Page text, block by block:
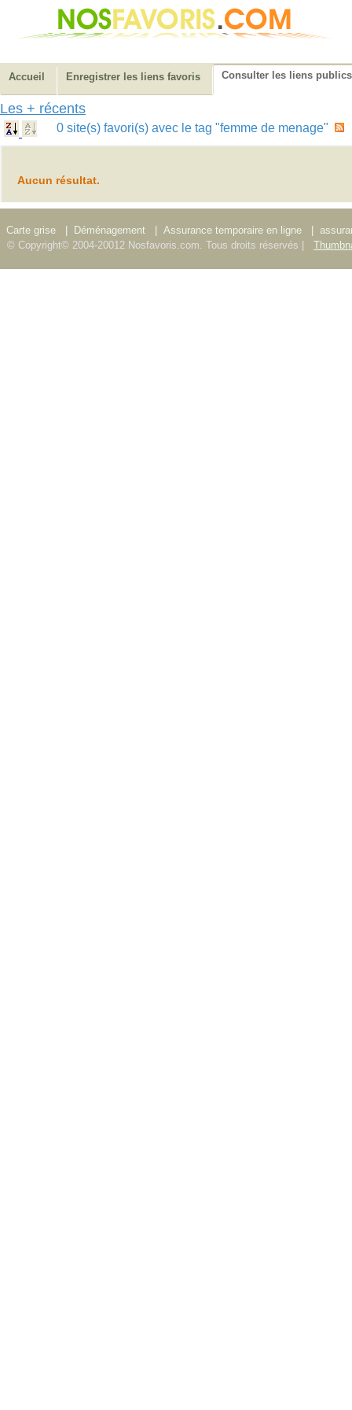
Accueil Enregistrer les liens favoris Consulter les liens publics
Les + récents
0 site(s) favori(s) avec le tag "femme de menage"
Aucun résultat.
Carte grise Déménagement Assurance temporaire en ligne
© Copyright© 2004-20012 Nosfavoris.com. Tous droits réservés |